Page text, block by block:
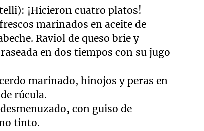
¡Hicieron cuatro platos!
marinados en aceite de
Raviol de queso brie y
en dos tiempos con su jugo
marinado, hinojos y peras en
rúcula.
con guiso de
tinto.